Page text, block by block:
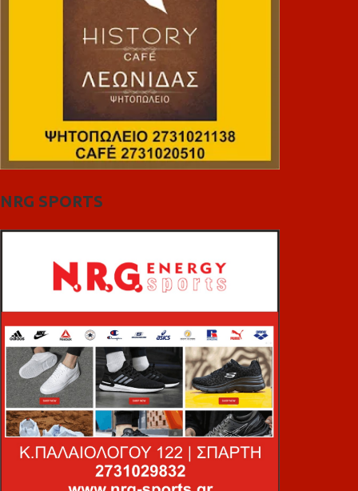
NRG SPORTS